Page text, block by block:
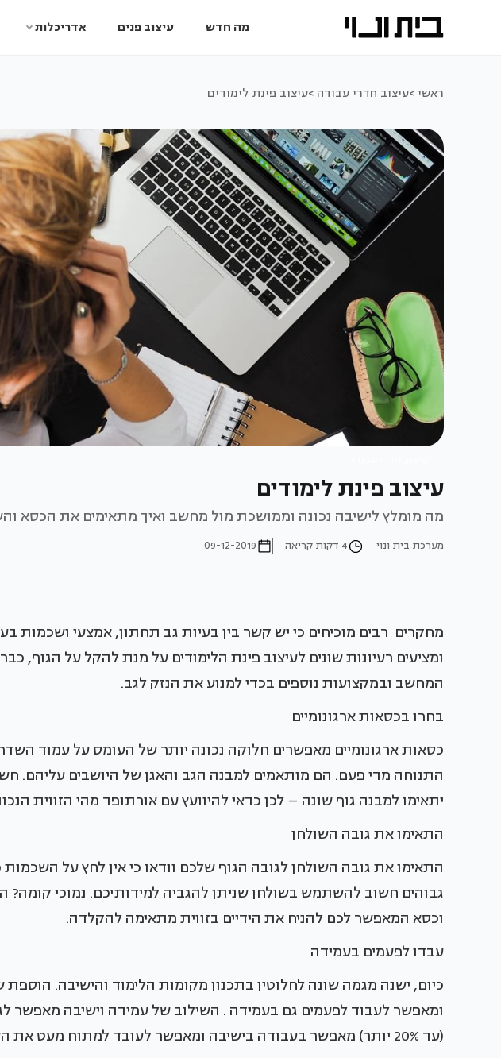
מה חדש עיצוב פנים אדריכלות
ראשי >עיצוב חדרי עבודה >עיצוב פינת לימודים
עיצוב פינת לימודים
מה מומלץ לישיבה נכונה וממושכת מול מחשב ואיך מתאימים את הכסא
מערכת בית ונוי 4 דקות קריאה 09-12-2019
מחקרים רבים מוכיחים כי יש קשר בין בעיות גב תחתון, אמצעי ושכמות
ומציעים רעיונות שונים לעיצוב פינת הלימודים על מנת להקל על הגוף,
המחשב ובמקצועות נוספים בכדי למנוע את הנזק לגב.
בחרו בכסאות ארגונומיים
כסאות ארגונומיים מאפשרים חלוקה נכונה יותר של העומס על עמוד
התנוחה מדי פעם. הם מותאמים למבנה הגב והאגן של היושבים עליהם.
יתאימו למבנה גוף שונה – לכן כדאי להיוועץ עם אורתופד מהי הזווית
התאימו את גובה השולחן
התאימו את גובה השולחן לגובה הגוף שלכם וודאו כי אין לחץ על
גבוהים חשוב להשתמש בשולחן שניתן להגביה למידותיכם. נמוכי קומה?
וכסא המאפשר לכם להניח את הידיים בזווית מתאימה להקלדה.
עבדו לפעמים בעמידה
כיום, ישנה מגמה שונה לחלוטין בתכנון מקומות הלימוד והישיבה.
ומאפשר לעבוד לפעמים גם בעמידה . השילוב של עמידה וישיבה מאפשר
(עד 20% יותר) מאפשר בעבודה בישיבה ומאפשר לעובד למתוח מעט את השרירים.